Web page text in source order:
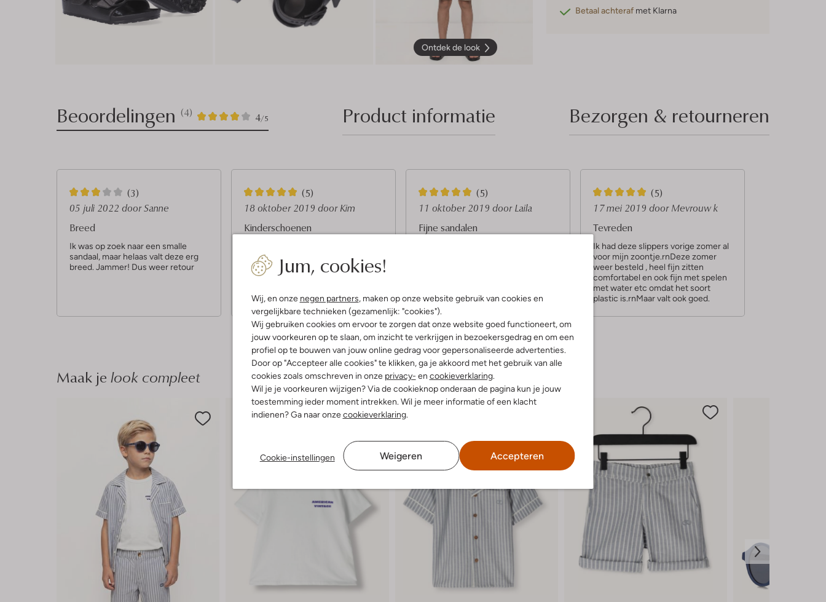
Jum, cookies!
Wij, en onze negen partners, maken op onze website gebruik van cookies en
vergelijkbare technieken (gezamenlijk: "cookies").
Wij gebruiken cookies om ervoor te zorgen dat onze website goed functioneert, om
jouw voorkeuren op te slaan, om inzicht te verkrijgen in bezoekersgedrag en om een
profiel op te bouwen van jouw online gedrag voor gepersonaliseerde advertenties.
Door op "Accepteer alle cookies" te klikken, ga je akkoord met het gebruik van alle
cookies zoals omschreven in onze privacy- en cookieverklaring.
Wil je je voorkeuren wijzigen? Via de cookieknop onderaan de pagina kun je jouw
toestemming ieder moment intrekken. Wil je meer informatie of een klacht
indienen? Ga naar onzecookieverklaring.
Cookie-instellingen Weigeren Accepteren
Ontdek de look
Betaal achteraf met Klarna
Product informatie
Beoordelingen (4) 4/5
4
4
Bezorgen & retourneren
3
S
t
e
r
(3)
05 juli 2022 door Sanne
Breed
Ik was op zoek naar een smalle
sandaal, maar helaas valt deze erg
breed. Jammer! Dus weer retour
5
S
t
(5)
18 oktober 2019 door Kim
Kinderschoenen
mee te zwemmen en naar het water
te gaan.rnJe kan ze ook goed
stellen, mijn zoontje heeft er geen
5
S
t
n
(5)
11 oktober 2019 door Laila
Fijne sandalen
5
S
t
e
r
r
e
(5)
17 mei 2019 door Mevrouw k
Tevreden
Ik had deze slippers vorige zomer al
voor mijn zoontje.rnDeze zomer
weer besteld , heel fijn zitten
comfortabel en ook fijn met spelen
met water etc omdat het soort
plastic is.rnMaar valt ook goed.
Maak je look compleet